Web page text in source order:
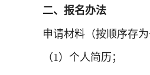
二、报名办法
申请材料 （按顺序存
（1）个人简历；